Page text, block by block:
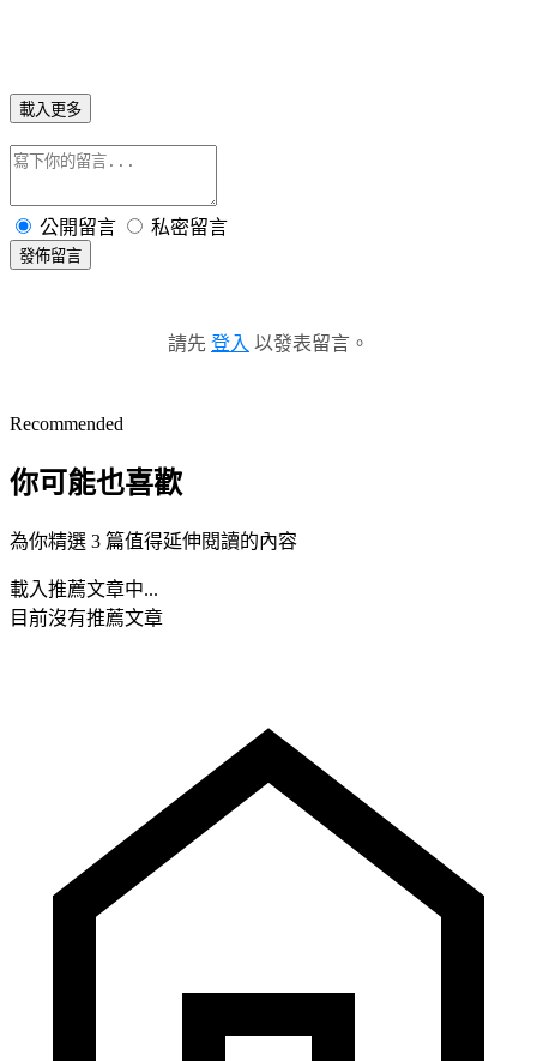
載入更多
公開留言 私密留言
發佈留言
請先 登入 以發表留言。
Recommended
你可能也喜歡
為你精選 3 篇值得延伸閱讀的內容
載入推薦文章中...
目前沒有推薦文章